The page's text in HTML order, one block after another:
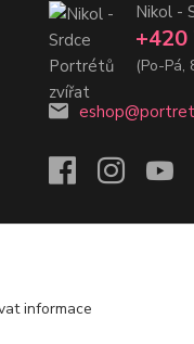
Nikol -
+420
(Po-Pá,
informace